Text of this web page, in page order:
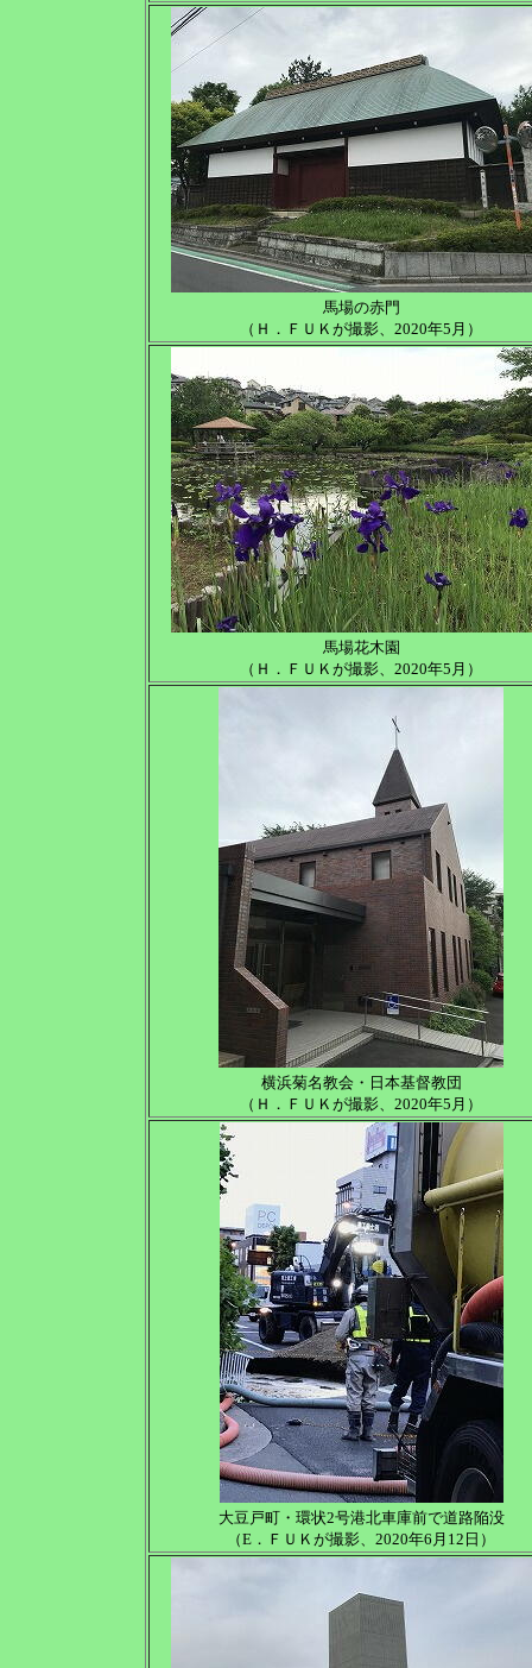
馬場の赤門
（Ｈ．ＦＵＫが撮影、2020年5月）
馬場花木園
（Ｈ．ＦＵＫが撮影、2020年5月）
横浜菊名教会・日本基督教団
（Ｈ．ＦＵＫが撮影、2020年5月）
大豆戸町・環状2号港北車庫前で道路陥没
（E．ＦＵＫが撮影、2020年6月12日）